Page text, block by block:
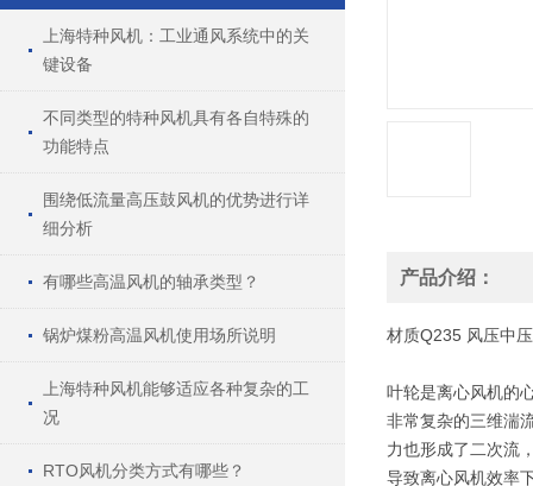
上海特种风机：工业通风系统中的关
键设备
不同类型的特种风机具有各自特殊的
功能特点
围绕低流量高压鼓风机的优势进行详
细分析
有哪些高温风机的轴承类型？
锅炉煤粉高温风机使用场所说明
上海特种风机能够适应各种复杂的工
况
RTO风机分类方式有哪些？
产品介绍：
材质Q235 风压中压
叶轮是离心风机的
非常复杂的三维湍
力也形成了二次流
导致离心风机效率